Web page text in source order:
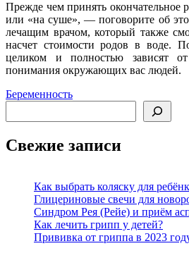
Прежде чем принять
или «на суше», — поговорите об
лечащим врачом, который также
насчет стоимости родов в воде.
целиком и полностью зависят
понимания окружающих вас людей.
Беременность
Свежие записи
Как выбрать коляску для
Глицериновые свечи для
Синдром Рея (Рейе) и приём
Как лечить грипп у детей?
Прививка от гриппа в 2023